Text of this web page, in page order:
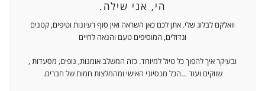
הי, אני שילה.
וואלקם לבלוג שלי. אתן לכם כאן השראה ואין סוף רעיונות וטיפים, קטנים
וגדולים, המוסיפים טעם והנאה לחיים
ובעיקר איך להפוך כל טיול למיוחד. כזה המשלב אומנות, נופים, מסעדות ,
שווקים ועוד …הכל מנסיוני האישי ומהמלצות חמות של חברים.